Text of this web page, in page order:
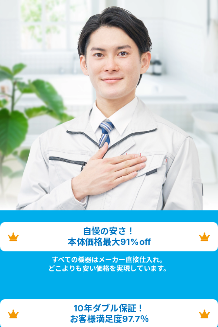
自慢の安さ！
本体価格最大91%off
すべての機器はメーカー直接仕入れ。
どこよりも安い価格を実現しています。
10年ダブル保証！
お客様満足度97.7％